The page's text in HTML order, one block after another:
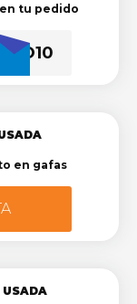
tu pedido
en gafas
USADA